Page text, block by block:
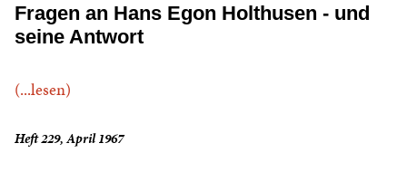
Fragen an Hans Egon Holthusen - und
seine Antwort
(...lesen)
Heft 229, April 1967